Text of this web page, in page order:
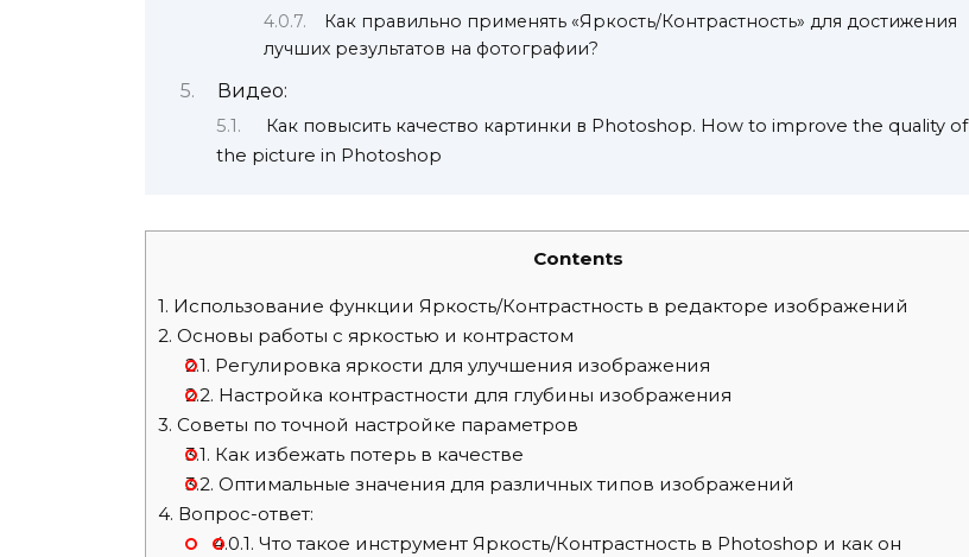
Как правильно применять «Яркость/Контрастность» для достижения
лучших результатов на фотографии?
Видео:
Как повысить качество картинки в Photoshop. How to improve the quality of
the picture in Photoshop
Contents
1. Использование функции Яркость/Контрастность в редакторе изображений
2. Основы работы с яркостью и контрастом
2.1. Регулировка яркости для улучшения изображения
2.2. Настройка контрастности для глубины изображения
3. Советы по точной настройке параметров
3.1. Как избежать потерь в качестве
3.2. Оптимальные значения для различных типов изображений
4. Вопрос-ответ:
4.0.1. Что такое инструмент Яркость/Контрастность в Photoshop и как он